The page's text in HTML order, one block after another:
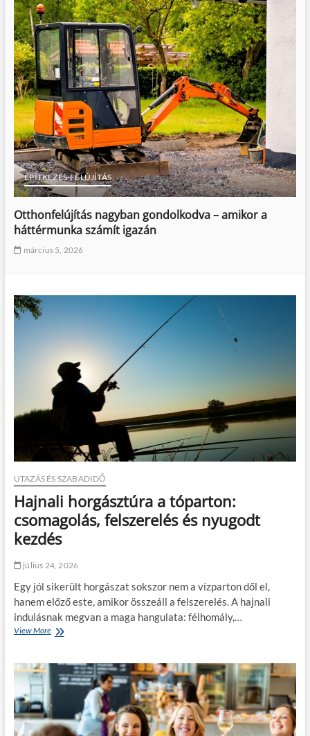
ÉPÍTKEZÉS-FELÚJÍTÁS
Otthonfelújítás nagyban gondolkodva – amikor a
háttérmunka számít igazán
március 5, 2026
UTAZÁS ÉS SZABADIDŐ
Hajnali horgásztúra a tóparton:
csomagolás, felszerelés és nyugodt
kezdés
július 24, 2026
Egy jól sikerült horgászat sokszor nem a vízparton dől el,
hanem előző este, amikor összeáll a felszerelés. A hajnali
indulásnak megvan a maga hangulata: félhomály,…
View MoreH
l
i
h
o